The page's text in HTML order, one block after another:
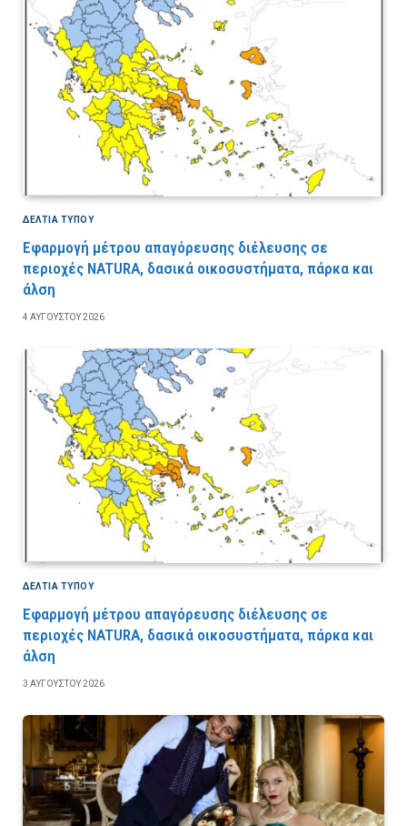
ΔΕΛΤΙΑ ΤΥΠΟΥ
Εφαρμογή μέτρου απαγόρευσης διέλευσης σε
περιοχές NATURA, δασικά οικοσυστήματα, πάρκα και
άλση
4 ΑΥΓΟΎΣΤΟΥ 2026
ΔΕΛΤΙΑ ΤΥΠΟΥ
Εφαρμογή μέτρου απαγόρευσης διέλευσης σε
περιοχές NATURA, δασικά οικοσυστήματα, πάρκα και
άλση
3 ΑΥΓΟΎΣΤΟΥ 2026